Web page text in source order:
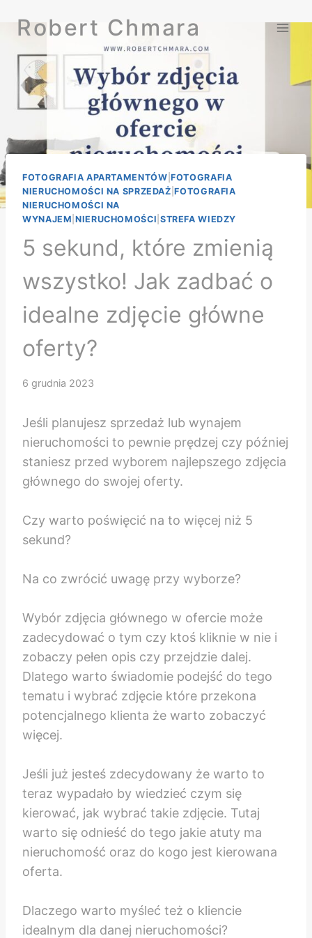
Robert Chmara
FOTOGRAFIA APARTAMENTÓW |FOTOGRAFIA
NIERUCHOMOŚCI NA SPRZEDAŻ |FOTOGRAFIA
NIERUCHOMOŚCI NA
WYNAJEM |NIERUCHOMOŚCI STREFA WIEDZY
5 sekund, które zmienią
wszystko! Jak zadbać o
idealne zdjęcie główne
oferty?
6 grudnia 2023
Jeśli planujesz sprzedaż lub wynajem
nieruchomości to pewnie prędzej czy później
staniesz przed wyborem najlepszego zdjęcia
głównego do swojej oferty.
Czy warto poświęcić na to więcej niż 5
sekund?
Na co zwrócić uwagę przy wyborze?
Wybór zdjęcia głównego w ofercie może
zadecydować o tym czy ktoś kliknie w nie i
zobaczy pełen opis czy przejdzie dalej.
Dlatego warto świadomie podejść do tego
tematu i wybrać zdjęcie które przekona
potencjalnego klienta że warto zobaczyć
więcej.
Jeśli już jesteś zdecydowany że warto to
teraz wypadało by wiedzieć czym się
kierować, jak wybrać takie zdjęcie. Tutaj
warto się odnieść do tego jakie atuty ma
nieruchomość oraz do kogo jest kierowana
oferta.
Dlaczego warto myśleć też o kliencie
idealnym dla danej nieruchomości?